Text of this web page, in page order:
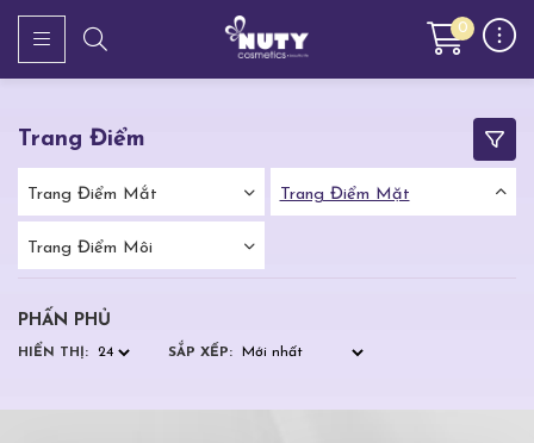
0
Trang Điểm
Trang Điểm Mắt Trang Điểm Mặt
Trang Điểm Môi
PHẤN PHỦ
HIỂN THỊ: SẮP XẾP: